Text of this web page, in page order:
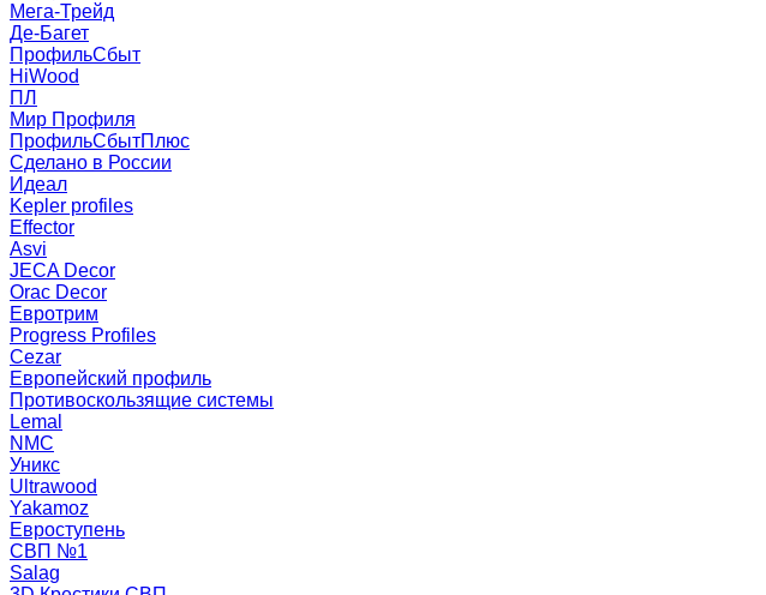
Мега-Трейд
Де-Багет
ПрофильСбыт
HiWood
ПЛ
Мир Профиля
ПрофильСбытПлюс
Сделано в России
Идеал
Kepler profiles
Effector
Asvi
JECA Decor
Orac Decor
Евротрим
Progress Profiles
Cezar
Европейский профиль
Противоскользящие системы
Lemal
NMC
Уникс
Ultrawood
Yakamoz
Евроступень
СВП №1
Salag